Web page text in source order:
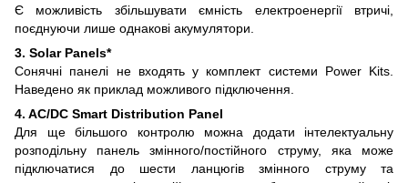
Є можливість збільшувати ємність електроенергії втричі,
поєднуючи лише однакові акумулятори.
3. Solar Panels*
Сонячні панелі не входять у комплект системи Power Kits.
Наведено як приклад можливого підключення.
4. AC/DC Smart Distribution Panel
Для ще більшого контролю можна додати інтелектуальну
розподільну панель змінного/постійного струму, яка може
підключатися до шести ланцюгів змінного струму та